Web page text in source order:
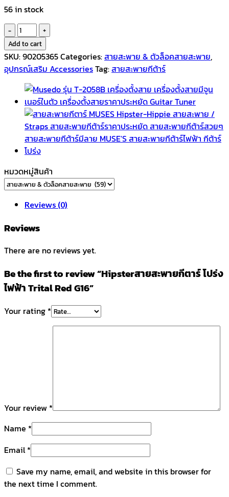
56 in stock
Hipsterสาย
สะพาย
กีตาร์
โปร่ง
Trital
Red
G16
quantity
Add to cart
SKU:90205365Categories:สายสะพาย & ตัวล็อคสายสะพาย,
อุปกรณ์เสริม AccessoriesTag:สายสะพายกีต้าร์
หมวดหมู่สินค้า
Reviews (0)
Reviews
There are no reviews yet.
Be the first to review “Hipsterสายสะพายกีตาร์ โปร่ง
ไฟฟ้า Trital Red G16”
Your rating *
Your review *
Name *
Email*
Save my name, email, and website in this browser for
the next time I comment.